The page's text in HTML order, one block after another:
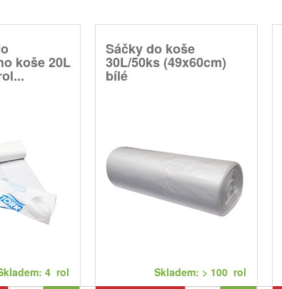
koše 20L
4 rol
Sáčky do koše
30L/50ks (49x60cm)
bílé
Skladem: > 100 rol